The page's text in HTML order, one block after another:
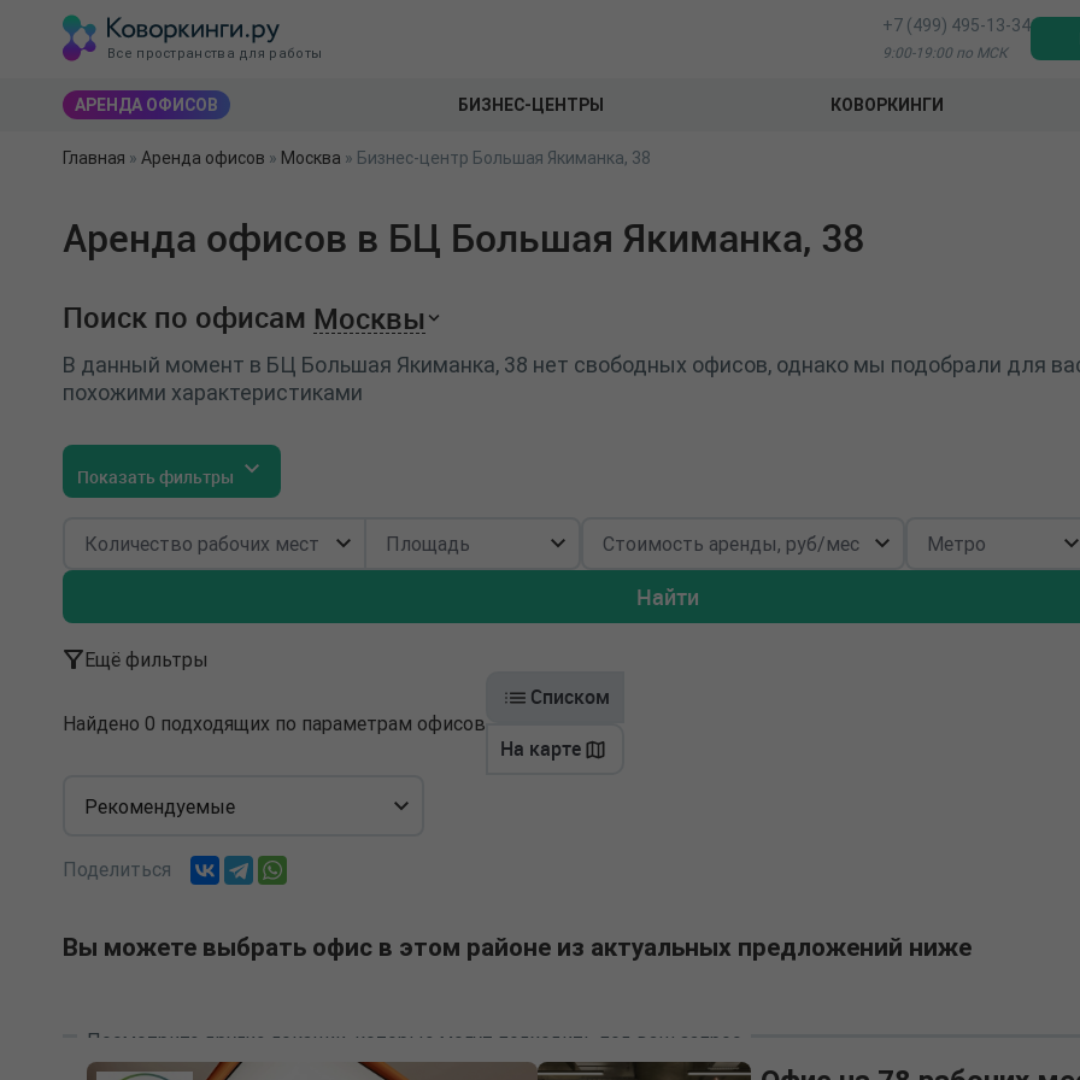
Все пространства для работы
+7 (499) 495-13-34
9:00-19:00 по МСК
АРЕНДА ОФИСОВ БИЗНЕС-ЦЕНТРЫ КОВОРКИНГИ
Главная » Аренда офисов » Москва » Бизнес-центр Большая Якиманка, 38
Аренда офисов в БЦ Большая Якиманка, 38
Поиск по офисам Москвы
В данный момент в БЦ Большая Якиманка, 38 нет свободных офисов, однако мы подобрали для
похожими характеристиками
Показать фильтры
Найти
Ещё фильтры
Найдено 0 подходящих по параметрам офисов
Списком
На карте
Рекомендуемые
Поделиться
Вы можете выбрать офис в этом районе из актуальных предложений ниже
Посмотрите другие локации, которые могут подходить под ваш запрос